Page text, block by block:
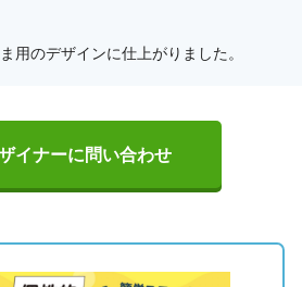
用のデザインに仕上がりました。
イナーに問い合わせ